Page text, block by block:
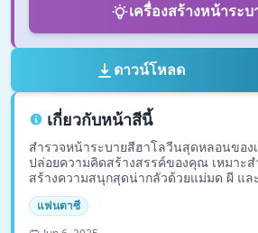
เครื่องสร้างหน้าระ
ดาวน์โหลด
เกี่ยวกับหน้าสีนี้
สำรวจหน้าระบายสีฮาโลวีนสุดหลอนของ
ปล่อยความคิดสร้างสรรค์ของคุณ เหมาะส
สร้างความสนุกสุดน่ากลัวด้วยแม่มด ผี แล
แฟนตาซี